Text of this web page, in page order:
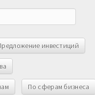
инвестиций
По сферам бизнеса